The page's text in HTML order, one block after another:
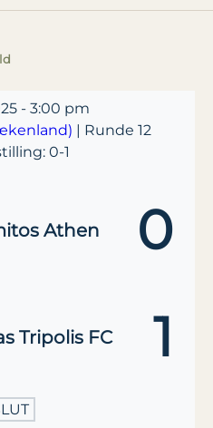
- 3:00 pm
| Runde 12
0-1
Athen 0
Tripolis FC 1